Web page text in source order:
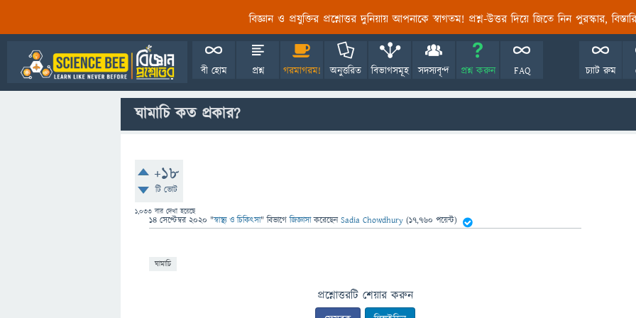
বিজ্ঞান ও প্রযুক্তির প্রশ্নোত্তর দুনিয়ায় আপনাকে স্বাগতম! প্রশ্ন-উত্তর দিয়ে জিতে নিন পুরস্কার,
বী হোম প্রশ্ন গরমাগরম! অনুত্তরিত বিভাগসমূহ সদস্যবৃন্দ প্রশ্ন করুন FAQ চ্যাট রুম
ঘামাচি কত প্রকার?
+18
টি ভোট
1,033 বার দেখা হয়েছে
14 সেপ্টেম্বর 2020 "স্বাস্থ্য ও চিকিৎসা" বিভাগে জিজ্ঞাসাকরেছেনSadia Chowdhury (17,760 পয়েন্ট)
ঘামাচি
প্রশ্নোত্তরটি শেয়ার করুন